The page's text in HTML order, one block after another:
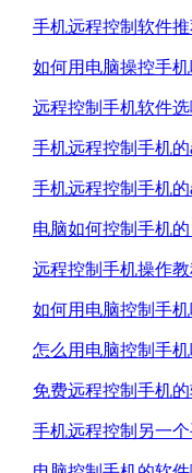
手机远程控制软件
如何用电脑操控手
远程控制手机软件
手机远程控制手机
手机远程控制手机
电脑如何控制手机
远程控制手机操作
如何用电脑控制手
怎么用电脑控制手
免费远程控制手机
手机远程控制另一